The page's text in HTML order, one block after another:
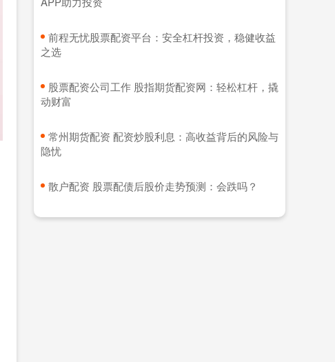
​前程无忧股票配资平台：安全杠杆投资，稳健收益
之选
​股票配资公司工作 股指期货配资网：轻松杠杆，撬
动财富
​常州期货配资 配资炒股利息：高收益背后的风险与
隐忧
​散户配资 股票配债后股价走势预测：会跌吗？